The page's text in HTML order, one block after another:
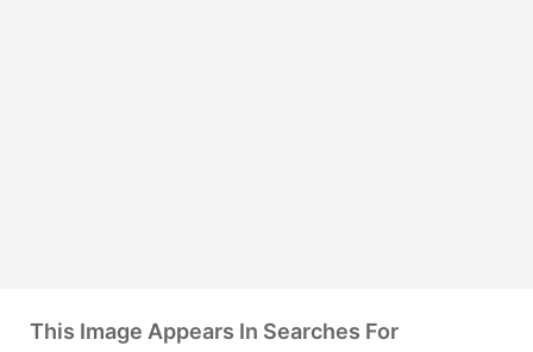
This Image Appears In Searches For